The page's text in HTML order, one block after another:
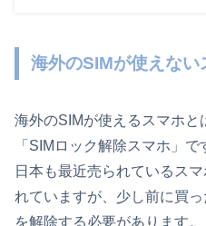
海外のSIMが使えない
海外のSIMが使えるスマホ
「SIMロック解除スマホ」で
日本も最近売られているス
れていますが、少し前に買
を解除する必要があります。